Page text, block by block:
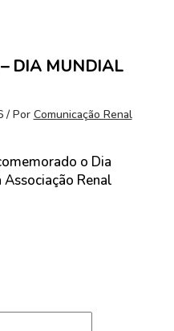
DIA MUNDIAL
/ Por Comunicação Renal
o Dia
Renal